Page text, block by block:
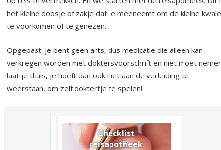
het kleine doosje of zakje dat je meeneemt om de kleine
te voorkomen of te genezen.
Opgepast: je bent geen arts, dus medicatie die alleen kan
verkregen worden met doktersvoorschrift en niet moet
laat je thuis, je hoeft dan ook niet aan de verleiding te
weerstaan, om zelf doktertje te spelen!
Checklist
reisapotheek